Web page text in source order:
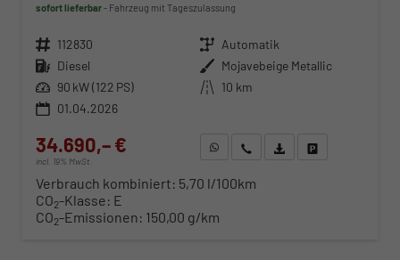
sofort lieferbar Fahrzeug mit Tageszulassung
Fahrzeugnr. 112830 Getriebe Automatik
Kraftstoff Diesel Außenfarbe Mojavebeige Metallic
Leistung 90 kW (122 PS) Kilometerstand 10 km
01.04.2026
34.690,– €
incl. 19% MwSt.
WhatsApp anfragen
Wir rufen Sie anFahrzeugexposé (PDF)
Verbrauch kombiniert: 5,70 l/100km
CO2-Klasse: E
CO2-Emissionen: 150,00 g/km